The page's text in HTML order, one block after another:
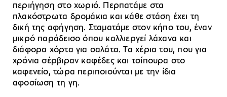
περιήγηση στο χωριό. Περπατάμε στα
πλακόστρωτα δρομάκια και κάθε στάση έχει τη
δική της αφήγηση. Σταματάμε στον κήπο του, έναν
μικρό παράδεισο όπου καλλιεργεί λάχανα και
διάφορα χόρτα για σαλάτα. Τα χέρια του, που για
χρόνια σέρβιραν καφέδες και τσίπουρα στο
καφενείο, τώρα περιποιούνται με την ίδια
αφοσίωση τη γη.